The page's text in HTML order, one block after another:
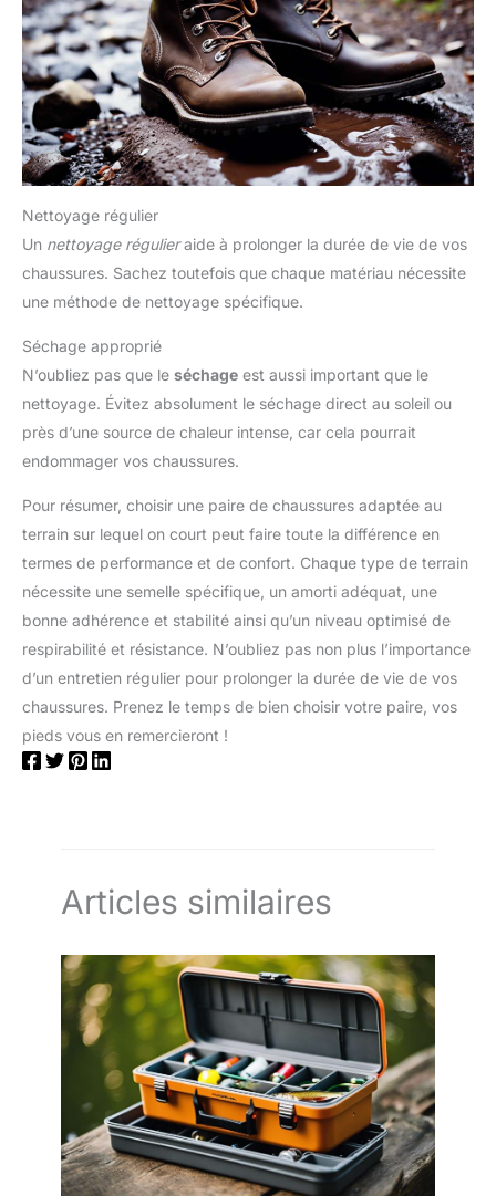
Nettoyage régulier
Un nettoyage régulieraide à prolonger la durée de vie de vos
chaussures. Sachez toutefois que chaque matériau nécessite
une méthode de nettoyage spécifique.
Séchage approprié
N’oubliez pas que le séchage est aussi important que le
nettoyage. Évitez absolument le séchage direct au soleil ou
près d’une source de chaleur intense, car cela pourrait
endommager vos chaussures.
Pour résumer, choisir une paire de chaussures adaptée au
terrain sur lequel on court peut faire toute la différence en
termes de performance et de confort. Chaque type de terrain
nécessite une semelle spécifique, un amorti adéquat, une
bonne adhérence et stabilité ainsi qu’un niveau optimisé de
respirabilité et résistance. N’oubliez pas non plus l’importance
d’un entretien régulier pour prolonger la durée de vie de vos
chaussures. Prenez le temps de bien choisir votre paire, vos
pieds vous en remercieront !
Articles similaires